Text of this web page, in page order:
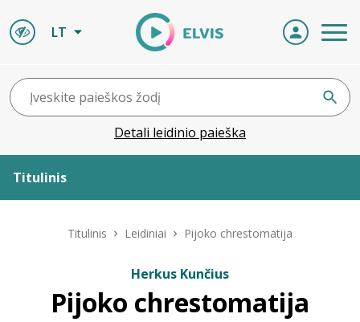
LT
Detali leidinio paieška
Titulinis
ELVIS atvyksta
Titulinis Leidiniai Pijoko chrestomatija
Herkus Kunčius
Pijoko chrestomatija